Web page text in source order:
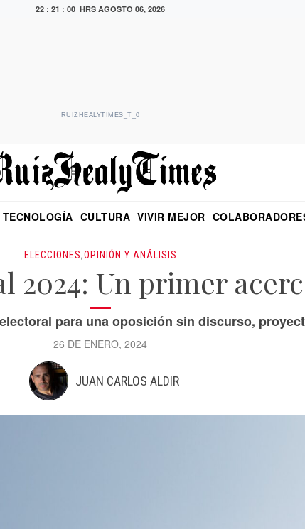
22 : 21 : 01 HRS AGOSTO 06, 2026
RUIZHEALYTIMES_T_0
CULTURA VIVIR MEJOR
ELECCIONES,OPINIÓN Y ANÁLISIS
2024: Un primer
para una oposición sin discurso,
26 DE ENERO, 2024
JUAN CARLOS ALDIR